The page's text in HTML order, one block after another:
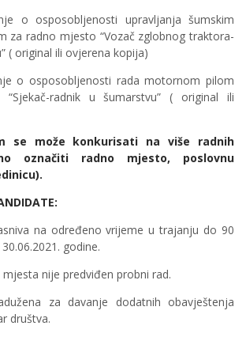
o osposobljenosti upravljanja šumskim
za radno mjesto “Vozač zglobnog traktora-
( original ili ovjerena kopija)
o osposobljenosti rada motornom pilom
radnik u šumarstvu” ( original ili
se može konkurisati na više radnih
označiti radno mjesto, poslovnu
na određeno vrijeme u trajanju do 90
godine.
nije predviđen probni rad.
za davanje dodatnih obavještenja
društva.